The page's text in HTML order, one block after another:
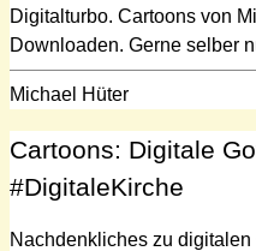
Digitalturbo. Cartoons von
Downloaden. Gerne selber
Michael Hüter
Cartoons: Digitale
#DigitaleKirche
Nachdenkliches zu